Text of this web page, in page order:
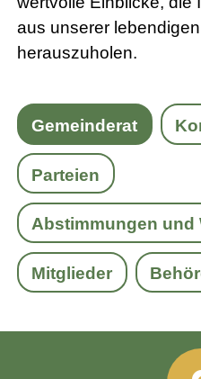
aus unserer
herauszuholen.
Gemeinderat
Parteien
Abstimmungen und
Mitglieder